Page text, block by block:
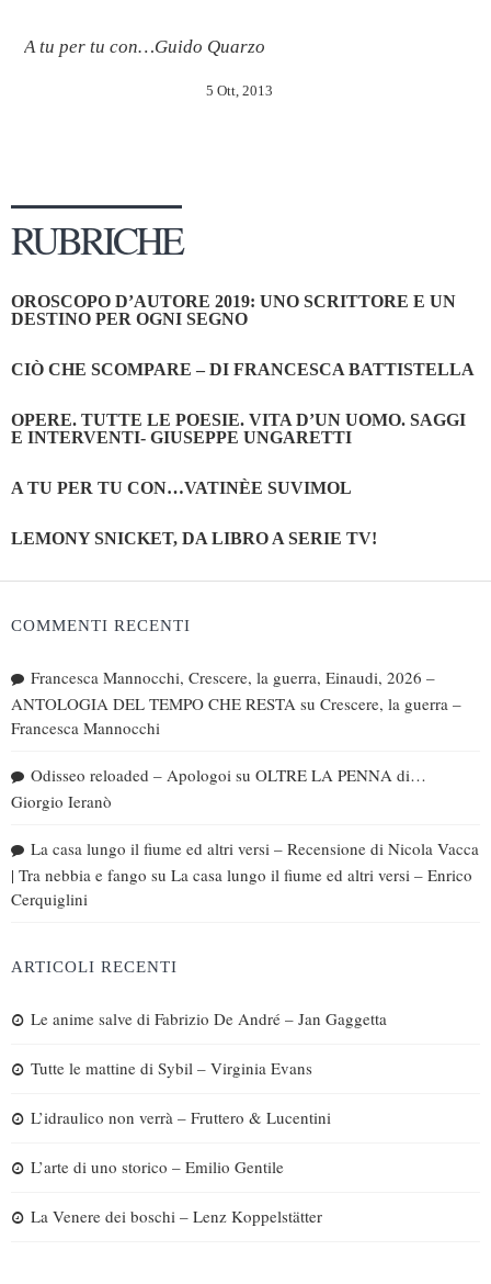
A tu per tu con…Guido Quarzo
5 Ott, 2013
RUBRICHE
OROSCOPO D’AUTORE 2019: UNO SCRITTORE E UN
DESTINO PER OGNI SEGNO
CIÒ CHE SCOMPARE – DI FRANCESCA BATTISTELLA
OPERE. TUTTE LE POESIE. VITA D’UN UOMO. SAGGI
E INTERVENTI- GIUSEPPE UNGARETTI
A TU PER TU CON…VATINÈE SUVIMOL
LEMONY SNICKET, DA LIBRO A SERIE TV!
COMMENTI RECENTI
Francesca Mannocchi, Crescere, la guerra, Einaudi, 2026 –
ANTOLOGIA DEL TEMPO CHE RESTA su Crescere, la guerra –
Francesca Mannocchi
Odisseo reloaded – Apologoi su OLTRE LA PENNA di…
Giorgio Ieranò
La casa lungo il fiume ed altri versi – Recensione di Nicola Vacca
| Tra nebbia e fango su La casa lungo il fiume ed altri versi – Enrico
Cerquiglini
ARTICOLI RECENTI
Le anime salve di Fabrizio De André – Jan Gaggetta
Tutte le mattine di Sybil – Virginia Evans
L’idraulico non verrà – Fruttero & Lucentini
L’arte di uno storico – Emilio Gentile
La Venere dei boschi – Lenz Koppelstätter